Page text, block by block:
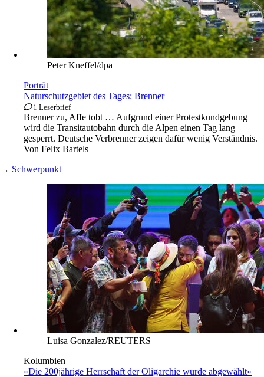
Peter Kneffel/dpa
Porträt
Naturschutzgebiet des Tages: Brenner
1 Leserbrief
Brenner zu, Affe tobt … Aufgrund einer Protestkundgebung
wird die Transitautobahn durch die Alpen einen Tag lang
gesperrt. Deutsche Verbrenner zeigen dafür wenig Verständnis.
Von Felix Bartels
→ Schwerpunkt
Luisa Gonzalez/REUTERS
Kolumbien
»Die 200jährige Herrschaft der Oligarchie wurde abgewählt«